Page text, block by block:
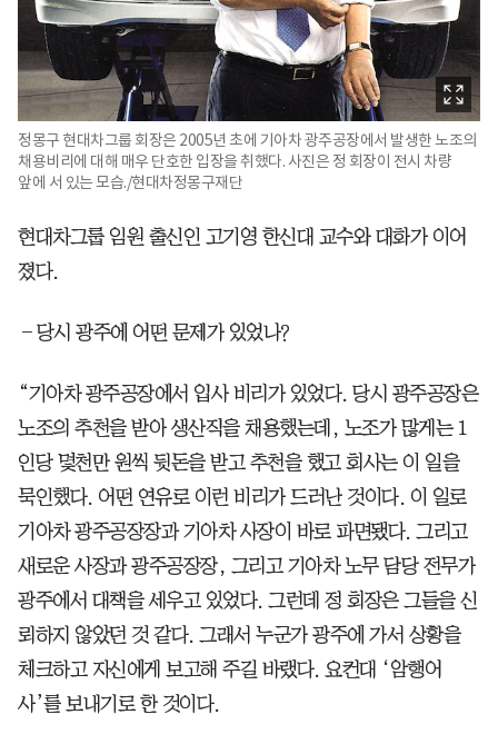
정몽구 현대차그룹 회장은 2005년 초에 기아차 광주공장에서 발생한 노조의
채용비리에 대해 매우 단호한 입장을 취했다. 사진은 정 회장이 전시 차량
앞에 서 있는 모습./현대차정몽구재단
현대차그룹 임원 출신인 고기영 한신대 교수와 대화가 이어
졌다.
―당시 광주에 어떤 문제가 있었나?
“기아차 광주공장에서 입사 비리가 있었다. 당시 광주공장은
노조의 추천을 받아 생산직을 채용했는데, 노조가 많게는 1
인당 몇천만 원씩 뒷돈을 받고 추천을 했고 회사는 이 일을
묵인했다. 어떤 연유로 이런 비리가 드러난 것이다. 이 일로
기아차 광주공장장과 기아차 사장이 바로 파면됐다. 그리고
새로운 사장과 광주공장장, 그리고 기아차 노무 담당 전무가
광주에서 대책을 세우고 있었다. 그런데 정 회장은 그들을 신
뢰하지 않았던 것 같다. 그래서 누군가 광주에 가서 상황을
체크하고 자신에게 보고해 주길 바랬다. 요컨대 ‘암행어
사’를 보내기로 한 것이다.